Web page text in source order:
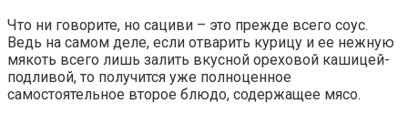
Что ни говорите, но сациви – это прежде всего соус.
Ведь на самом деле, если отварить курицу и ее нежную
мякоть всего лишь залить вкусной ореховой кашицей-
подливой, то получится уже полноценное
самостоятельное второе блюдо, содержащее мясо.